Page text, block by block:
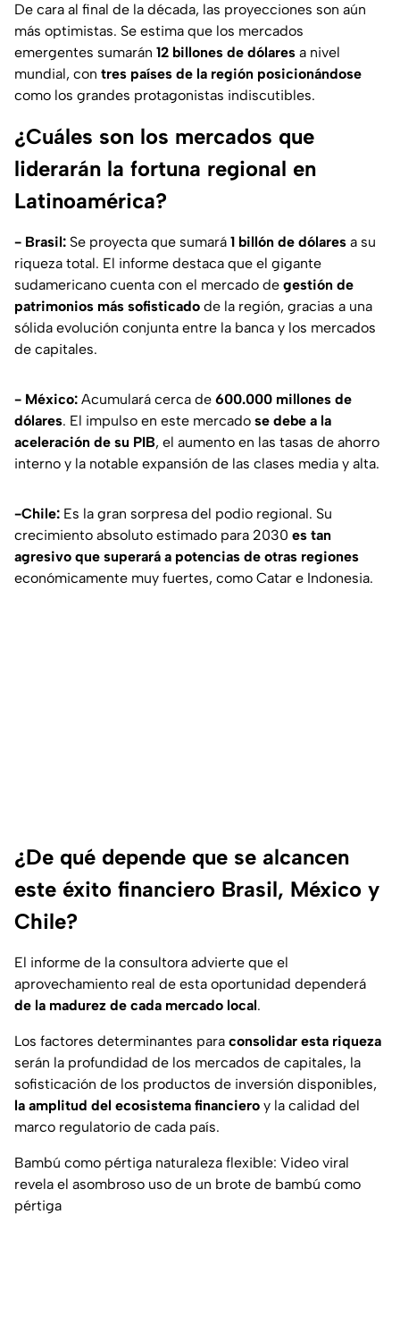
De cara al final de la década, las proyecciones son aún
más optimistas. Se estima que los mercados
emergentes sumarán 12 billones de dólares a nivel
mundial, con tres países de la región posicionándose
como los grandes protagonistas indiscutibles.
¿Cuáles son los mercados que
liderarán la fortuna regional en
Latinoamérica?
- Brasil: Se proyecta que sumará 1 billón de dólares a su
riqueza total. El informe destaca que el gigante
sudamericano cuenta con el mercado de gestión de
patrimonios más sofisticado de la región, gracias a una
sólida evolución conjunta entre la banca y los mercados
de capitales.
- México: Acumulará cerca de 600.000 millones de
dólares. El impulso en este mercado se debe a la
aceleración de su PIB, el aumento en las tasas de ahorro
interno y la notable expansión de las clases media y alta.
-Chile: Es la gran sorpresa del podio regional. Su
crecimiento absoluto estimado para 2030 es tan
agresivo que superará a potencias de otras regiones
económicamente muy fuertes, como Catar e Indonesia.
¿De qué depende que se alcancen
este éxito financiero Brasil, México y
Chile?
El informe de la consultora advierte que el
aprovechamiento real de esta oportunidad dependerá
de la madurez de cada mercado local.
Los factores determinantes para consolidar esta riqueza
serán la profundidad de los mercados de capitales, la
sofisticación de los productos de inversión disponibles,
la amplitud del ecosistema financiero y la calidad del
marco regulatorio de cada país.
Bambú como pértiga naturaleza flexible: Video viral
revela el asombroso uso de un brote de bambú como
pértiga